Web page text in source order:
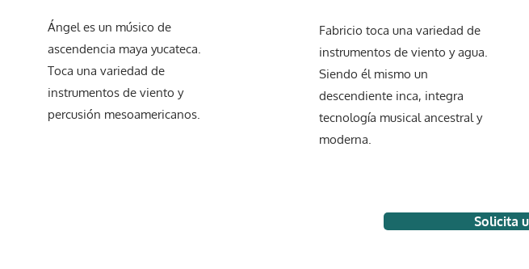
Ángel es un músico de
ascendencia maya yucateca.
Toca una variedad de
instrumentos de viento y
percusión mesoamericanos.
Fabricio toca una variedad de
instrumentos de viento y agua.
Siendo él mismo un
descendiente inca, integra
tecnología musical ancestral y
moderna.
Solicita